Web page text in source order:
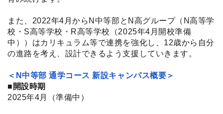
また、2022年4月からN中等部とN高グループ（N高等学
校・S高等学校・R高等学校（2025年4月開校準備
中））はカリキュラム等で連携を強化し、12歳から自分
の進路を考え、設計できるよう支援していきます。
＜N中等部 通学コース 新設キャンパス概要＞
■開設時期
2025年4月（準備中）